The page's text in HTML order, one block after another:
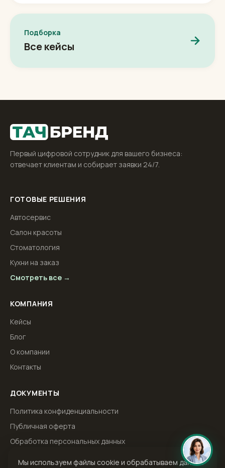
Подборка
Все кейсы
Первый цифровой сотрудник для вашего бизнеса:
отвечает клиентам и собирает заявки 24/7.
ГОТОВЫЕ РЕШЕНИЯ
Автосервис
Салон красоты
Стоматология
Кухни на заказ
Смотреть все →
КОМПАНИЯ
Кейсы
Блог
О компании
Контакты
ДОКУМЕНТЫ
Политика конфиденциальности
Публичная оферта
Обработка персональных данных
Мы используем файлы cookie и обрабатываем данные